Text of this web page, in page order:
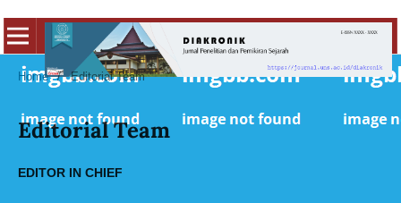
Home / Editorial Team
Editorial Team
EDITOR IN CHIEF